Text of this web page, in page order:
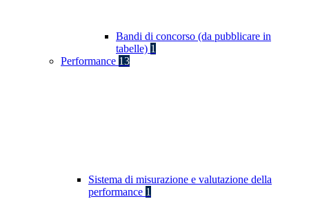
Bandi di concorso (da pubblicare in
tabelle) 1
Performance 13
Sistema di misurazione e valutazione della
performance 1